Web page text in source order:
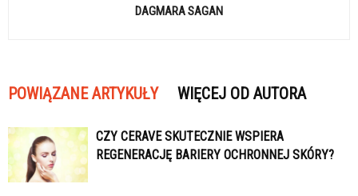
DAGMARA SAGAN
POWIĄZANE ARTYKUŁY WIĘCEJ OD AUTORA
CZY CERAVE SKUTECZNIE WSPIERA
REGENERACJĘ BARIERY OCHRONNEJ SKÓRY?